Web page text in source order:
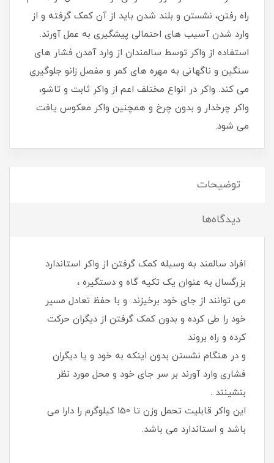
راه رفتن، نشستن و بلند شدن باید از آن کمک گرفته و از
وارد شدن آسیب های احتمالی پیشگیری به عمل آورند.
استفاده از واکر توسط سالمندان از وارد آمدن فشار های
سنگین و ناگهانی به مهره های کمر و مفصل زانو جلوگیری
می کند. واکر در انواع مختلف اعم از واکر ثابت و تاشو،
واکر چرخدار و بدون چرخ و همچنین واکر معکوس یافت
می شود.
توضیحات
دیدگاه‌ها
افراد سالمند به وسیله کمک گرفتن از واکر استاندارد
بزرگسال به عنوان یک تکیه گاه و دستگیره ،
می توانند از جای خود برخیزند. و با حفظ تعادل مسیر
خود را طی کرده و بدون کمک گرفتن از دیگران حرکت
کرده و راه بروند
و در هنگام نشستن بدون اینکه به خود و یا دیگران
فشاری وارد آورند بر سر جای خود و محل مورد نظر
بنشینند .
این واکر قابلیت تحمل وزن تا 150 کیلوگرم را دارا می
باشد و استاندارد می باشد.